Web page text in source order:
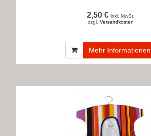
2,50 € inkl. MwSt.
zzgl. Versandkosten
Mehr Informationen